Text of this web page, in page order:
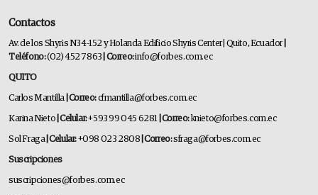
Contactos
Av. de los Shyris N34-152 y Holanda Edificio Shyris Center | Quito, Ecuador
Teléfono:(02) 452 7863 | Correo:info@forbes.com.ec
QUITO
Carlos Mantilla | Correo:cfmantilla@forbes.com.ec
Karina Nieto | Celular:+593 99 045 6281 | Correo:knieto@forbes.com.ec
Sol Fraga| Celular:+098 023 2808 | Correo:sfraga@forbes.com.ec
Suscripciones
suscripciones@forbes.com.ec